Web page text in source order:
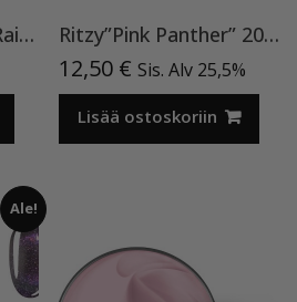
Ritzy Nails Galaxy ”Rainbow” 8ml Ritzy”Pink Panther” 200, Cat Eye
12,50 € Sis. Alv 25,5%
Lisää ostoskoriin
Ale!